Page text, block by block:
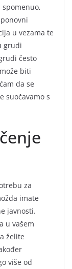
spomenuo,
u vezama te
grudi
često
biti
da se
suočavamo s
za
imate
javnosti.
u vašem
želite
više od